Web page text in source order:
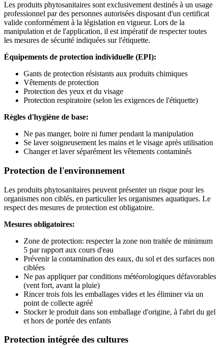
Les produits phytosanitaires sont exclusivement destinés à un usage
professionnel par des personnes autorisées disposant d'un certificat
valide conformément à la législation en vigueur. Lors de la
manipulation et de l'application, il est impératif de respecter toutes
les mesures de sécurité indiquées sur l'étiquette.
Équipements de protection individuelle (EPI):
Gants de protection résistants aux produits chimiques
Vêtements de protection
Protection des yeux et du visage
Protection respiratoire (selon les exigences de l'étiquette)
Règles d'hygiène de base:
Ne pas manger, boire ni fumer pendant la manipulation
Se laver soigneusement les mains et le visage après utilisation
Changer et laver séparément les vêtements contaminés
Protection de l'environnement
Les produits phytosanitaires peuvent présenter un risque pour les
organismes non ciblés, en particulier les organismes aquatiques. Le
respect des mesures de protection est obligatoire.
Mesures obligatoires:
Zone de protection: respecter la zone non traitée de minimum
5 par rapport aux cours d'eau
Prévenir la contamination des eaux, du sol et des surfaces non
ciblées
Ne pas appliquer par conditions météorologiques défavorables
(vent fort, avant la pluie)
Rincer trois fois les emballages vides et les éliminer via un
point de collecte agréé
Stocker le produit dans son emballage d'origine, à l'abri du gel
et hors de portée des enfants
Protection intégrée des cultures